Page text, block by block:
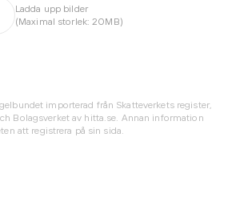
Ladda upp bilder
(Maximal storlek: 20MB)
importerad från Skatteverkets register,
Bolagsverket av hitta.se. Annan information
att registrera på sin sida.